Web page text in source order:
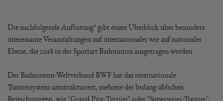
Die nachfolgende Auflistung* gibt einen Überblick über besonders
interessante Veranstaltungen auf internationaler wie auf nationaler
Ebene, die 2018 in der Sportart Badminton ausgetragen werden.
Der Badminton-Weltverband BWF hat das internationale
Turniersystem umstrukturiert, mehrere der bislang üblichen
Bezeichnungen, wie "Grand Prix-Turnier" oder "Superseries-Turnier",